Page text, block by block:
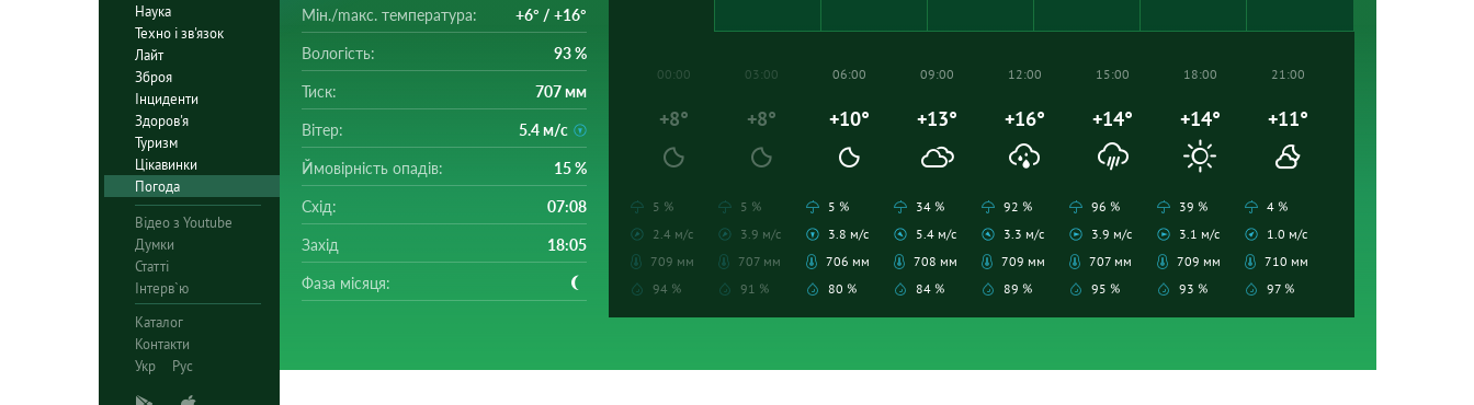
Наука
Техно і зв'язок
Лайт
Зброя
Інциденти
Здоров'я
Туризм
Цікавинки
Погода
Відео з Youtube
Думки
Статті
Інтерв`ю
Каталог
Контакти
Укр
Рус
Мін./mакс. температура: +6° / +16°
Вологість: 93 %
Тиск: 707 мм
Вітер: 5.4 м/с
Ймовірність опадів: 15 %
Схід: 07:08
Захід 18:05
Фаза місяця:
00:00
+8°
5 %
2.4 м/с
709 мм
94 %
03:00
+8°
5 %
3.9 м/с
707 мм
91 %
06:00
+10°
5 %
3.8 м/с
706 мм
80 %
09:00
+13°
34 %
5.4 м/с
708 мм
84 %
12:00
+16°
92 %
3.3 м/с
709 мм
89 %
15:00
+14°
96 %
3.9 м/с
707 мм
95 %
18:00
+14°
39 %
3.1 м/с
709 мм
93 %
21:00
+11°
4 %
1.0 м/с
710 мм
97 %